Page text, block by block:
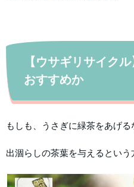
【ウサギリサイク
おすすめか
もしも、うさぎに緑茶をあげる
出涸らしの茶葉を与えるとい